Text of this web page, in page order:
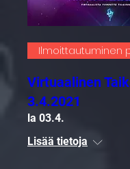
Ilmoittautuminen
Virtuaalinen
3.4.2021
la 03.4.
Lisää tietoja